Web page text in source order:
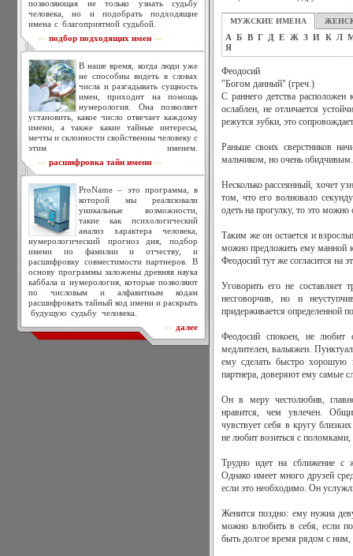
позволяющая не только узнать судьбу
человека, но и подобрать подходящие
имена с благоприятной судьбой.
>> подбор подходящих имен <<
В наше время, когда люди уже
не способны видеть в словах
числа и разгадывать сущность
имен, приходит на помощь
нумерология. Она позволяет
установить, какое число отвечает каждому
имени, а также какие тайные интересы,
мечты и склонности свойственны человеку с
этим именем.
>> расшифровка тайн имени <<
ProName – это программа, в
которой мы реализовали
уникальные возможности,
такие как психологический
анализ характера человека,
нумерологический прогноз дня, подбор
имени по фамилии и отчеству, и
расшифровку совместимости партнеров. В
основу программы заложены древняя наука
каббала и нумерология, которые позволяют
по числовым и алфавитным кодам
расшифровать тайный код имени и раскрыть
будущую судьбу человека.
>> далее
МУЖСКИЕ ИМЕНА
А Б В Г Д Е Ж З И К Л
Я
Феодосий
"Богом данный" (греч.)
С раннего детства
ослаблен, не отличается
режутся зубки, это
Раньше своих сверстников
мальчиком, но очень обидчивым.
Несколько рассеянный, хочет
том, что его волновало
одеть на прогулку, то это
Таким же он остается и
можно предложить ему манной
Феодосий тут же согласится на
Уговорить его не составляет
несговорчив, но и
придерживается определенной
Феодосий спокоен, не любит
медлителен, вальяжен.
ему сделать быстро хорошую
партнера, доверяют ему самые
Он в меру честолюбив,
нравится, чем увлечен.
чувствует себя в кругу
не любит возиться с
Трудно идет на сближение с
Однако имеет много друзей
если это необходимо. Он
Женится поздно: ему нужна
можно влюбить в себя, если
быть долгое время рядом с ним,